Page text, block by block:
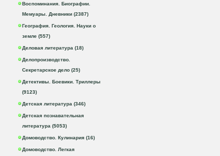
Воспоминания. Биографии.
Мемуары. Дневники (2387)
География. Геология. Науки о
земле (557)
Деловая литература (18)
Делопроизводство.
Секретарское дело (25)
Детективы. Боевики. Триллеры
(9123)
Детская литература (346)
Детская познавательная
литература (5053)
Домоводство. Кулинария (16)
Домоводство. Легкая